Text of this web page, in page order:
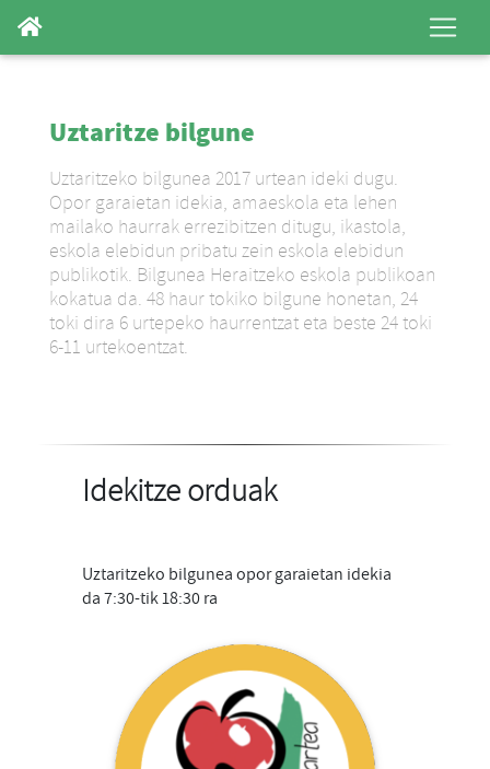
Uztaritze bilgune
Uztaritzeko bilgunea 2017 urtean ideki dugu.
Opor garaietan idekia, amaeskola eta lehen
mailako haurrak errezibitzen ditugu, ikastola,
eskola elebidun pribatu zein eskola elebidun
publikotik. Bilgunea Heraitzeko eskola publikoan
kokatua da. 48 haur tokiko bilgune honetan, 24
toki dira 6 urtepeko haurrentzat eta beste 24 toki
6-11 urtekoentzat.
Idekitze orduak
Uztaritzeko bilgunea opor garaietan idekia
da 7:30-tik 18:30 ra